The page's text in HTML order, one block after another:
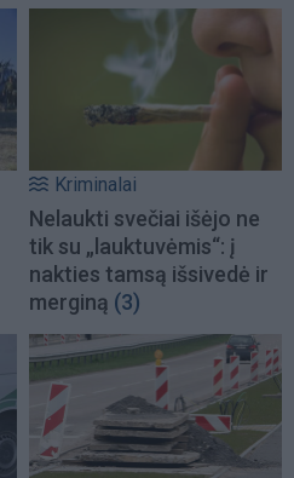
Kriminalai
Nelaukti svečiai išėjo ne
tik su „lauktuvėmis“: į
nakties tamsą išsivedė ir
merginą (3)